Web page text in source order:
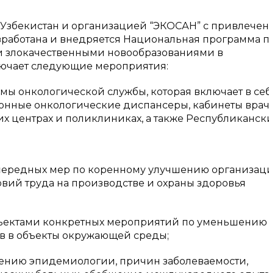
и организацией “ЭКОСАН” с
и внедряется Национальная программа
новообразованиями в
следующие мероприятия:
онкологической службы, которая включает в
онкологические диспансеры, кабинеты
центрах и поликлиниках, а также
мер по коренному улучшению
труда на производстве и охраны здоровья
конкретных мероприятий по уменьшению
в объекты окружающей среды;
эпидемиологии, причин заболеваемости,